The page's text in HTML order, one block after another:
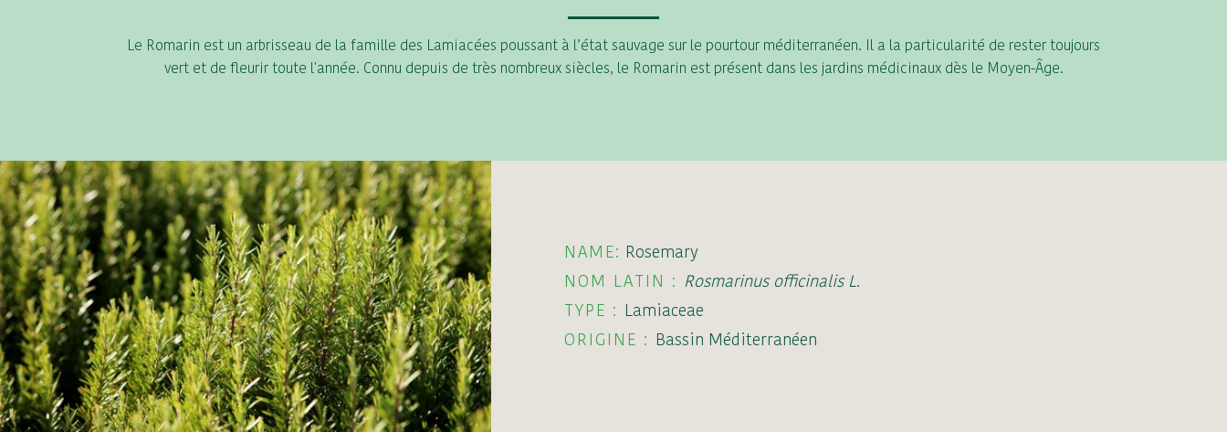
Le Romarin est un arbrisseau de la famille des Lamiacées poussant à l’état sauvage sur le pourtour méditerranéen. Il a la particularité de rester toujours
vert et de fleurir toute l'année. Connu depuis de très nombreux siècles, le Romarin est présent dans les jardins médicinaux dès le Moyen-Âge.
NAME: Rosemary
NOM LATIN : Rosmarinus officinalis L.
TYPE : Lamiaceae
ORIGINE : Bassin Méditerranéen